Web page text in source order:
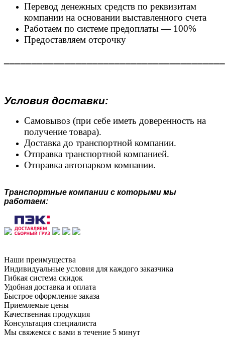
Перевод денежных средств по реквизитам
компании на основании выставленного счета
Работаем по системе предоплаты — 100%
Предоставляем отсрочку
Условия доставки:
Самовывоз (при себе иметь доверенность на
получение товара).
Доставка до транспортной компании.
Отправка транспортной компанией.
Отправка автопарком компании.
Транспортные компании с которыми мы
работаем:
Наши преимущества
Индивидуальные условия для каждого заказчика
Гибкая система скидок
Удобная доставка и оплата
Быстрое оформление заказа
Приемлемые цены
Качественная продукция
Консультация специалиста
Мы свяжемся с вами в течение 5 минут